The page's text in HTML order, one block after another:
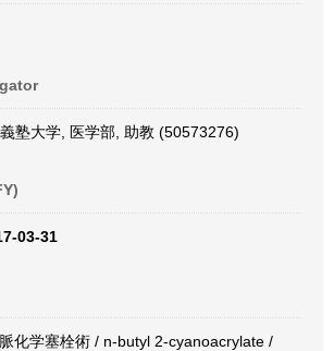
塾大学, 医学部, 助教 (50573276)
03-31
化学塞栓術 / n-butyl 2-cyanoacrylate /